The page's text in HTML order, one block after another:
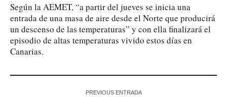
Según la AEMET, “a partir del jueves se inicia una
entrada de una masa de aire desde el Norte que producirá
un descenso de las temperaturas” y con ella finalizará el
episodio de altas temperaturas vivido estos días en
Canarias.
PREVIOUS ENTRADA